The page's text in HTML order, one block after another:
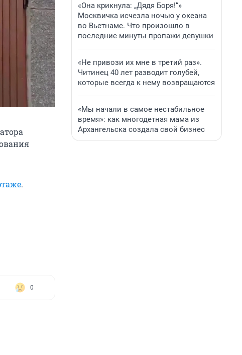
.
0
«Она крикнула: „Дядя Боря!“»
Москвичка исчезла ночью у океана
во Вьетнаме. Что произошло в
последние минуты пропажи девушки
«Не привози их мне в третий раз».
Читинец 40 лет разводит голубей,
которые всегда к нему возвращаются
«Мы начали в самое нестабильное
время»: как многодетная мама из
Архангельска создала свой бизнес